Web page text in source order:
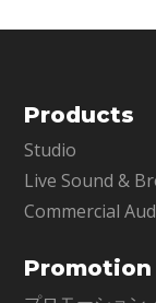
Products
Studio
Live Sound &
Commercial
Promotion